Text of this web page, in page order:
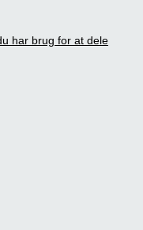
har brug for at dele